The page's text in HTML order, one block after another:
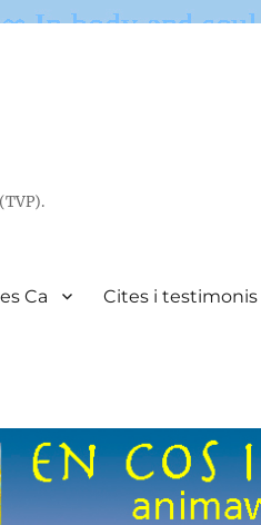
Ca Cites i testimonis